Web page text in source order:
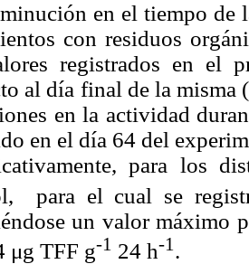
en el tiempo de
con residuos
registrados en el
al día final de la misma
en la actividad
en el día 64 del
para los
para el cual se
un valor máximo
μg TFF g-1 24 h-1 .